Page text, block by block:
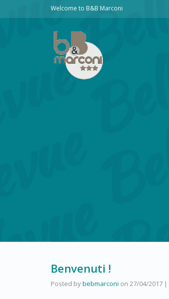
Welcome to B&B Marconi
Benvenuti !
Posted bybebmarconi on 27/04/2017 |